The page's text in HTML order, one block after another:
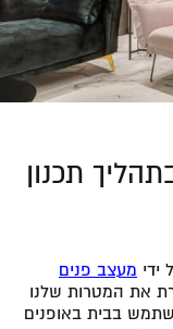
תכנון
ידי מעצב פנים
את המטרות שלנו
בבית באופנים